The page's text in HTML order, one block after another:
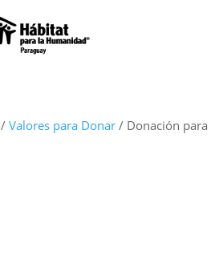
/Valores para Donar / Donación